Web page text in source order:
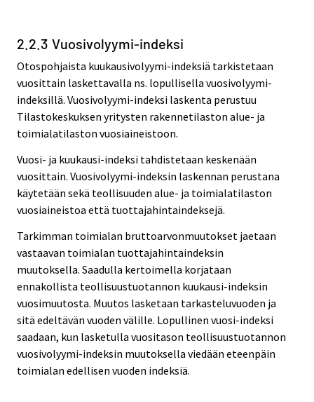
2.2.3 Vuosivolyymi-indeksi
Otospohjaista kuukausivolyymi-indeksiä tarkistetaan
vuosittain laskettavalla ns. lopullisella vuosivolyymi-
indeksillä. Vuosivolyymi-indeksi laskenta perustuu
Tilastokeskuksen yritysten rakennetilaston alue- ja
toimialatilaston vuosiaineistoon.
Vuosi- ja kuukausi-indeksi tahdistetaan keskenään
vuosittain. Vuosivolyymi-indeksin laskennan perustana
käytetään sekä teollisuuden alue- ja toimialatilaston
vuosiaineistoa että tuottajahintaindeksejä.
Tarkimman toimialan bruttoarvonmuutokset jaetaan
vastaavan toimialan tuottajahintaindeksin
muutoksella. Saadulla kertoimella korjataan
ennakollista teollisuustuotannon kuukausi-indeksin
vuosimuutosta. Muutos lasketaan tarkasteluvuoden ja
sitä edeltävän vuoden välille. Lopullinen vuosi-indeksi
saadaan, kun lasketulla vuositason teollisuustuotannon
vuosivolyymi-indeksin muutoksella viedään eteenpäin
toimialan edellisen vuoden indeksiä.